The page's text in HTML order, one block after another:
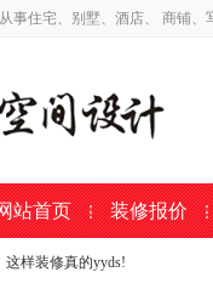
事住宅、别墅、酒店、 商铺
站首页 装修报价
这样装修真的yyds!